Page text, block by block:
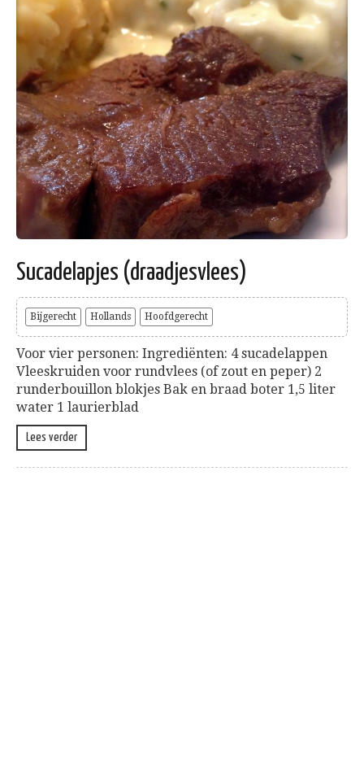
Sucadelapjes (draadjesvlees)
Bijgerecht Hollands Hoofdgerecht
Voor vier personen: Ingrediënten: 4 sucadelappen
Vleeskruiden voor rundvlees (of zout en peper) 2
runderbouillon blokjes Bak en braad boter 1,5 liter
water 1 laurierblad
Lees verder